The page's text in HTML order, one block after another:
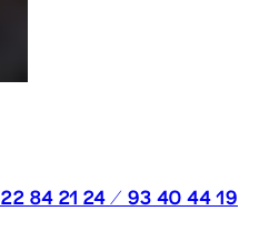
22 84 21 24 / 93 40 44 19